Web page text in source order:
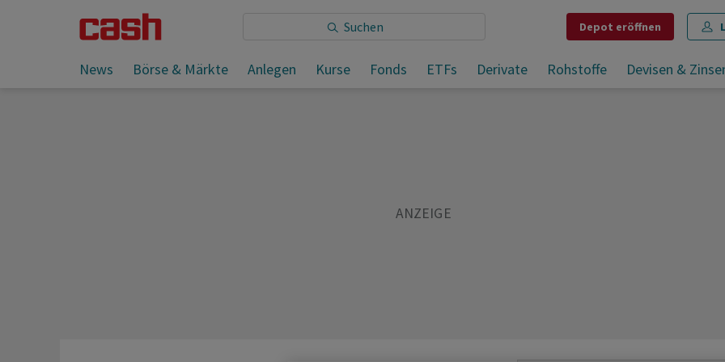
Depot eröffnen
News Börse & Märkte Anlegen Kurse Fonds ETFs Derivate Rohstoffe Devisen &
Sie lesen: Morning Briefing - International
Teilen Merken Drucken Kommentare